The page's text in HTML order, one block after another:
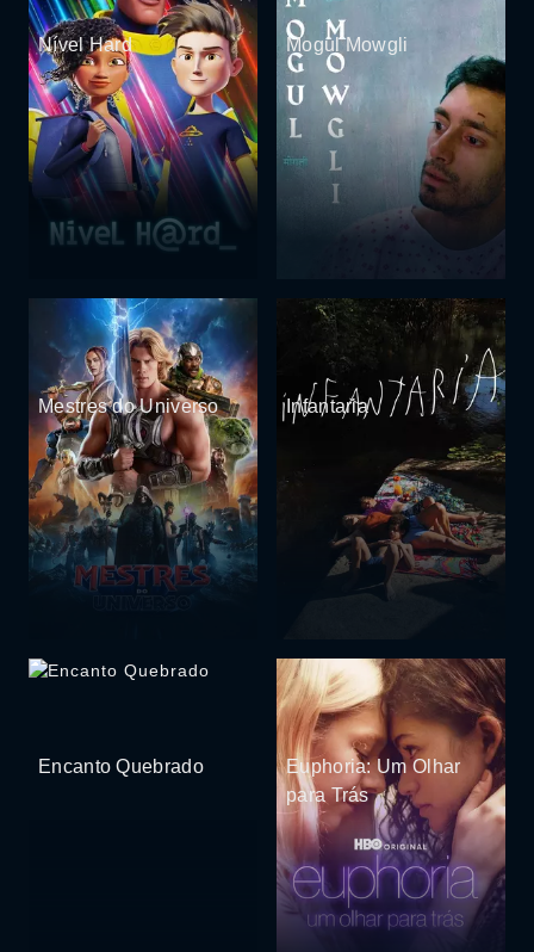
Nível Hard Mogul Mowgli
Mestres do Universo Infantaria
Encanto Quebrado
Euphoria: Um Olhar
para Trás